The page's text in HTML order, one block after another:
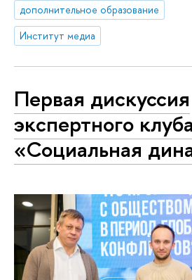
дополнительное образование
Институт медиа
Первая дискуссия
экспертного клуба
«Социальная